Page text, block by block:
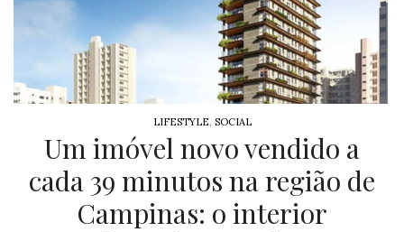
LIFESTYLE, SOCIAL
SIX Campinas: marca de
bem-estar premium chega
ao interior de São Paulo